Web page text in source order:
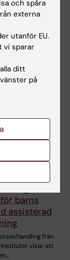
för
om hur
är en av tre KI-
barns
assisterad
från
Institutet visar att
och spåra
externa
utanför EU.
vi sparar
ditt
på